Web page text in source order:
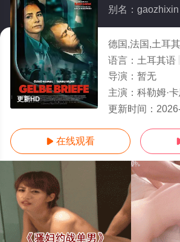
更新HD
别名：gaozhixin
德国,法国,土耳其
语言： 土耳其语
导演： 暂无
主演： 科勒姆·卡恩,厄兹居·纳马尔,希尔·艾罗
更新时间：
 在线观看